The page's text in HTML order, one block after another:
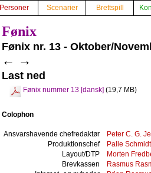
Personer Scenarier Brettspill
Fønix
Fønix nr. 13 - Oktober/
← →
Last ned
Fønix nummer 13 [dansk] (19,7 MB)
Colophon
Ansvarshavende chefredaktør
Peter C. G.
Produktionschef
Palle Schmidt
Layout/DTP
Morten
Brevkassen
Rasmus